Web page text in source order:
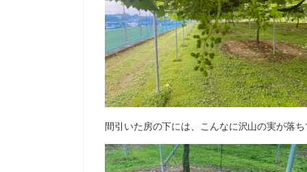
間引いた房の下には、こんなに沢山の実が落